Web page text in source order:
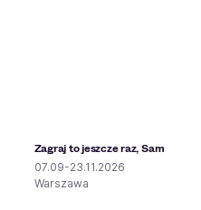
Zagraj to jeszcze raz, Sam
07.09-23.11.2026
Warszawa